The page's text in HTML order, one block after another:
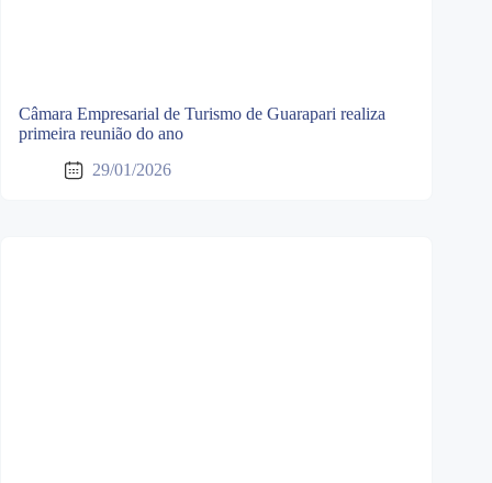
Câmara Empresarial de Turismo de Guarapari realiza
primeira reunião do ano
29/01/2026